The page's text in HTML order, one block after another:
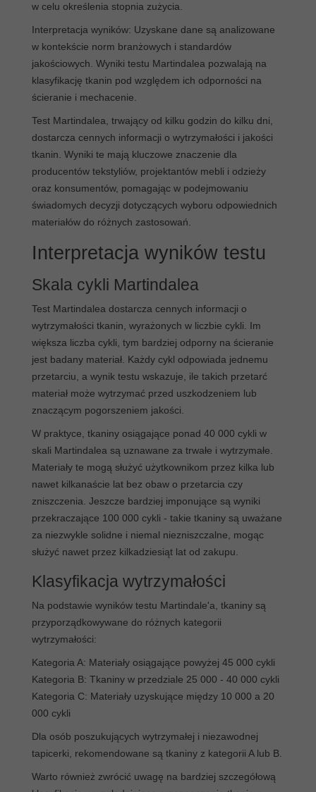
w celu określenia stopnia zużycia.
Interpretacja wyników: Uzyskane dane są analizowane
w kontekście norm branżowych i standardów
jakościowych. Wyniki testu Martindalea pozwalają na
klasyfikację tkanin pod względem ich odporności na
ścieranie i mechacenie.
Test Martindalea, trwający od kilku godzin do kilku dni,
dostarcza cennych informacji o wytrzymałości i jakości
tkanin. Wyniki te mają kluczowe znaczenie dla
producentów tekstyliów, projektantów mebli i odzieży
oraz konsumentów, pomagając w podejmowaniu
świadomych decyzji dotyczących wyboru odpowiednich
materiałów do różnych zastosowań.
Interpretacja wyników testu
Skala cykli Martindalea
Test Martindalea dostarcza cennych informacji o
wytrzymałości tkanin, wyrażonych w liczbie cykli. Im
większa liczba cykli, tym bardziej odporny na ścieranie
jest badany materiał. Każdy cykl odpowiada jednemu
przetarciu, a wynik testu wskazuje, ile takich przetarć
materiał może wytrzymać przed uszkodzeniem lub
znaczącym pogorszeniem jakości.
W praktyce, tkaniny osiągające ponad 40 000 cykli w
skali Martindalea są uznawane za trwałe i wytrzymałe.
Materiały te mogą służyć użytkownikom przez kilka lub
nawet kilkanaście lat bez obaw o przetarcia czy
zniszczenia. Jeszcze bardziej imponujące są wyniki
przekraczające 100 000 cykli - takie tkaniny są uważane
za niezwykle solidne i niemal niezniszczalne, mogąc
służyć nawet przez kilkadziesiąt lat od zakupu.
Klasyfikacja wytrzymałości
Na podstawie wyników testu Martindale'a, tkaniny są
przyporządkowywane do różnych kategorii
wytrzymałości:
Kategoria A: Materiały osiągające powyżej 45 000 cykli
Kategoria B: Tkaniny w przedziale 25 000 - 40 000 cykli
Kategoria C: Materiały uzyskujące między 10 000 a 20
000 cykli
Dla osób poszukujących wytrzymałej i niezawodnej
tapicerki, rekomendowane są tkaniny z kategorii A lub B.
Warto również zwrócić uwagę na bardziej szczegółową